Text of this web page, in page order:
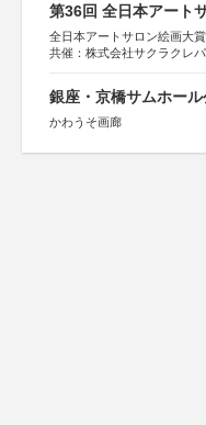
第36回 全日本アート
全日本アートサロン絵画大
共催：株式会社サクラクレ
銀座・京橋サムホー
かわうそ画廊